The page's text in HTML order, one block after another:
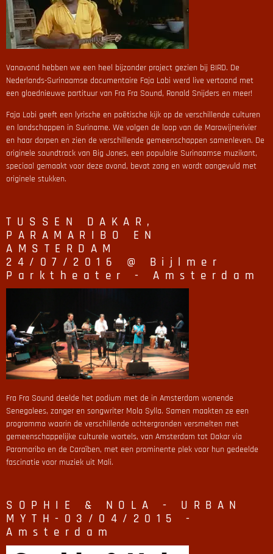
Vanavond hebben we een heel bijzonder project gezien bij BIRD. De
Nederlands-Surinaamse documentaire Faja Lobi werd live vertoond met
een gloednieuwe partituur van Fra Fra Sound, Ronald Snijders en meer!
Faja Lobi geeft een lyrische en poëtische kijk op de verschillende culturen
en landschappen in Suriname. We volgen de loop van de Marowijnerivier
en haar dorpen en zien de verschillende gemeenschappen samenleven. De
originele soundtrack van Big Jones, een populaire Surinaamse muzikant,
speciaal gemaakt voor deze avond, bevat zang en wordt aangevuld met
originele stukken.
TUSSEN DAKAR,
PARAMARIBO EN
AMSTERDAM
24/07/2016 @ Bijlmer
Parktheater - Amsterdam
Fra Fra Sound deelde het podium met de in Amsterdam wonende
Senegalees, zanger en songwriter Mola Sylla. Samen maakten ze een
programma waarin de verschillende achtergronden versmelten met
gemeenschappelijke culturele wortels, van Amsterdam tot Dakar via
Paramaribo en de Caraïben, met een prominente plek voor hun gedeelde
fascinatie voor muziek uit Mali.
SOPHIE & NOLA - URBAN
MYTH-03/04/2015 -
Amsterdam